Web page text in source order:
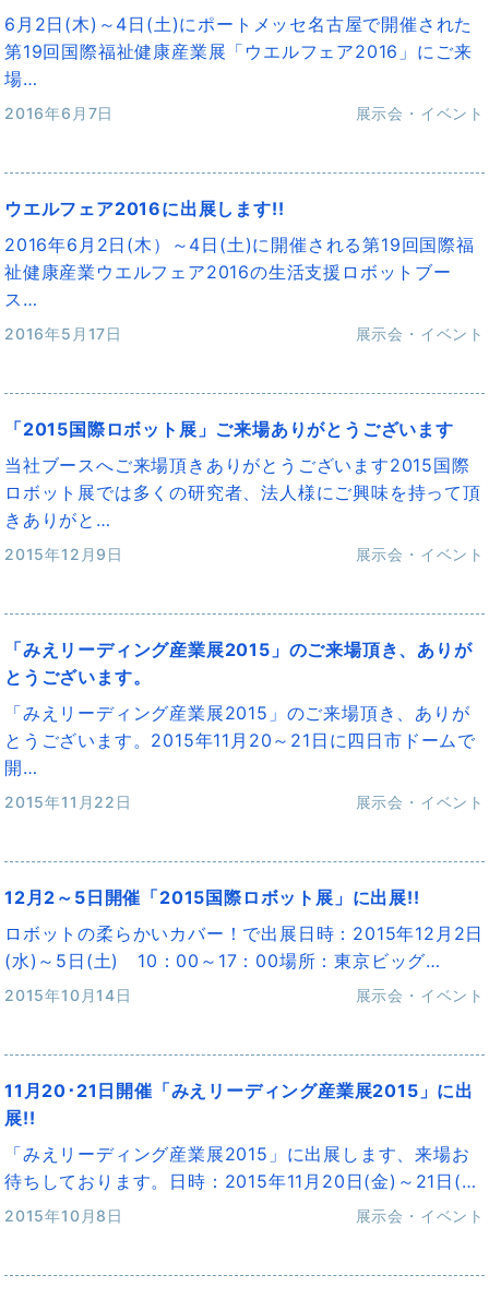
6月2日(木)～4日(土)にポートメッセ名古屋で開催された
第19回国際福祉健康産業展「ウエルフェア2016」にご来
場…
2016年6月7日 展示会・イベント
ウエルフェア2016に出展します!!
2016年6月2日(木）～4日(土)に開催される第19回国際福
祉健康産業ウエルフェア2016の生活支援ロボットブー
ス…
2016年5月17日 展示会・イベント
「2015国際ロボット展」ご来場ありがとうございます
当社ブースへご来場頂きありがとうございます2015国際
ロボット展では多くの研究者、法人様にご興味を持って頂
きありがと…
2015年12月9日 展示会・イベント
「みえリーディング産業展2015」のご来場頂き、ありが
とうございます。
「みえリーディング産業展2015」のご来場頂き、ありが
とうございます。2015年11月20～21日に四日市ドームで
開…
2015年11月22日 展示会・イベント
12月2～5日開催「2015国際ロボット展」に出展!!
ロボットの柔らかいカバー！で出展日時：2015年12月2日
(水)～5日(土) 10：00～17：00場所：東京ビッグ…
2015年10月14日 展示会・イベント
11月20･21日開催「みえリーディング産業展2015」に出
展!!
「みえリーディング産業展2015」に出展します、来場お
待ちしております。日時：2015年11月20日(金)～21日(…
2015年10月8日 展示会・イベント